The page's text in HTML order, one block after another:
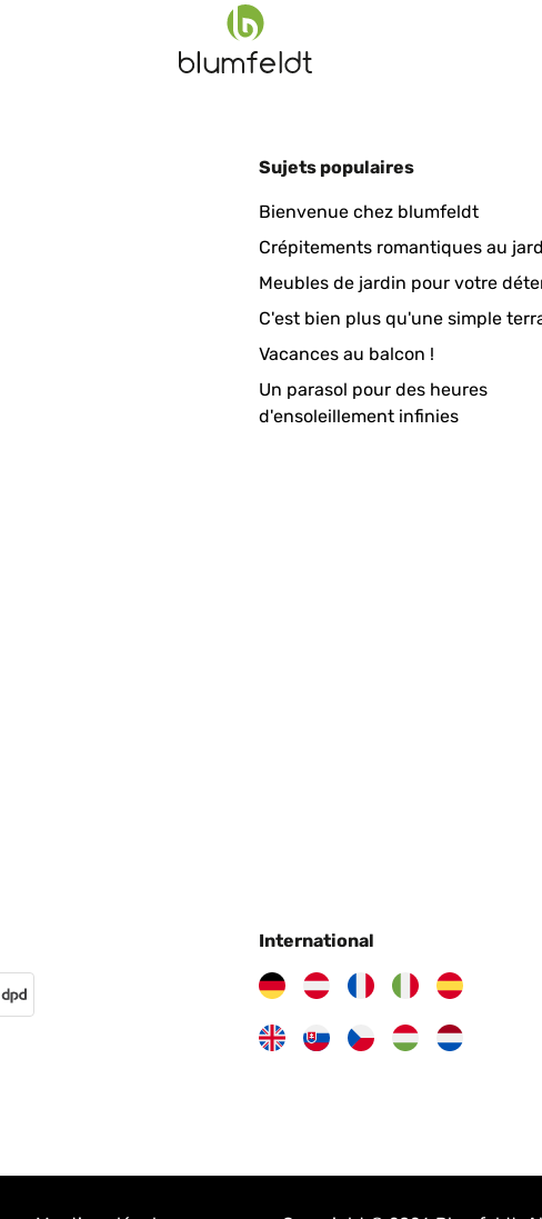
Sujets populaires
Bienvenue chez blumfeldt
Crépitements romantiques au
Meubles de jardin pour votre
C'est bien plus qu'une simple
Vacances au balcon !
Un parasol pour des heures
d'ensoleillement infinies
International